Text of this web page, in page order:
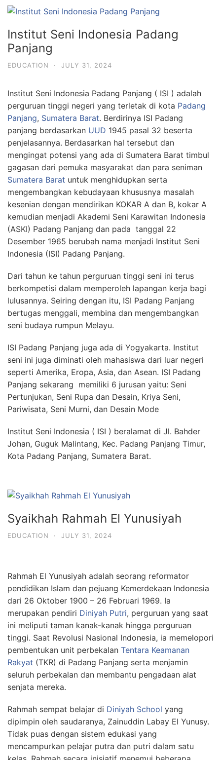
Institut Seni Indonesia Padang
Panjang
EDUCATION · JULY 31, 2024
Institut Seni Indonesia Padang Panjang ( ISI ) adalah
perguruan tinggi negeri yang terletak di kota Padang
Panjang, Sumatera Barat. Berdirinya ISI Padang
panjang berdasarkan UUD 1945 pasal 32 beserta
penjelasannya. Berdasarkan hal tersebut dan
mengingat potensi yang ada di Sumatera Barat timbul
gagasan dari pemuka masyarakat dan para seniman
Sumatera Barat untuk menghidupkan serta
mengembangkan kebudayaan khususnya masalah
kesenian dengan mendirikan KOKAR A dan B, kokar A
kemudian menjadi Akademi Seni Karawitan Indonesia
(ASKI) Padang Panjang dan pada tanggal 22
Desember 1965 berubah nama menjadi Institut Seni
Indonesia (ISI) Padang Panjang.
Dari tahun ke tahun perguruan tinggi seni ini terus
berkompetisi dalam memperoleh lapangan kerja bagi
lulusannya. Seiring dengan itu, ISI Padang Panjang
bertugas menggali, membina dan mengembangkan
seni budaya rumpun Melayu.
ISI Padang Panjang juga ada di Yogyakarta. Institut
seni ini juga diminati oleh mahasiswa dari luar negeri
seperti Amerika, Eropa, Asia, dan Asean. ISI Padang
Panjang sekarang memiliki 6 jurusan yaitu: Seni
Pertunjukan, Seni Rupa dan Desain, Kriya Seni,
Pariwisata, Seni Murni, dan Desain Mode
Institut Seni Indonesia ( ISI ) beralamat di Jl. Bahder
Johan, Guguk Malintang, Kec. Padang Panjang Timur,
Kota Padang Panjang, Sumatera Barat.
Syaikhah Rahmah El Yunusiyah
EDUCATION · JULY 31, 2024
Rahmah El Yunusiyah adalah seorang reformator
pendidikan Islam dan pejuang Kemerdekaan Indonesia
dari 26 Oktober 1900 – 26 Februari 1969. Ia
merupakan pendiri Diniyah Putri, perguruan yang saat
ini meliputi taman kanak-kanak hingga perguruan
tinggi. Saat Revolusi Nasional Indonesia, ia memelopori
pembentukan unit perbekalan Tentara Keamanan
Rakyat (TKR) di Padang Panjang serta menjamin
seluruh perbekalan dan membantu pengadaan alat
senjata mereka.
Rahmah sempat belajar di Diniyah School yang
dipimpin oleh saudaranya, Zainuddin Labay El Yunusy.
Tidak puas dengan sistem edukasi yang
mencampurkan pelajar putra dan putri dalam satu